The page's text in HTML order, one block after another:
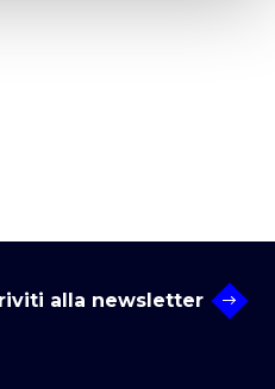
alla newsletter